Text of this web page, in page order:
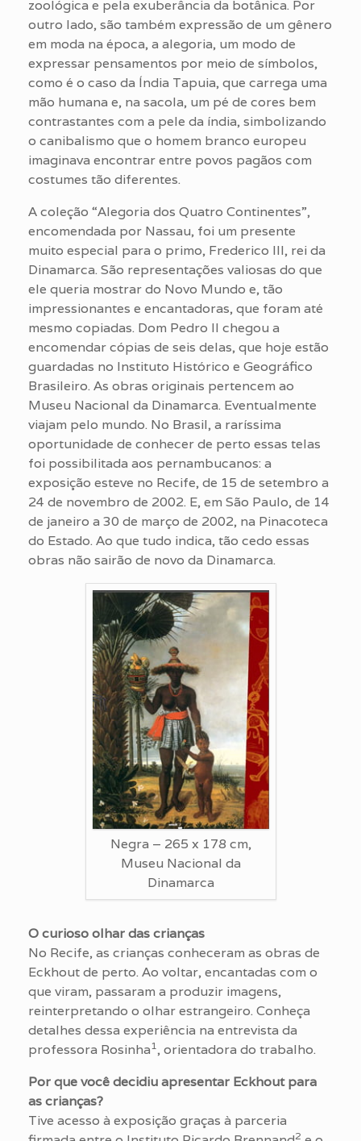
zoológica e pela exuberância da botânica. Por
outro lado, são também expressão de um gênero
em moda na época, a alegoria, um modo de
expressar pensamentos por meio de símbolos,
como é o caso da Índia Tapuia, que carrega uma
mão humana e, na sacola, um pé de cores bem
contrastantes com a pele da índia, simbolizando
o canibalismo que o homem branco europeu
imaginava encontrar entre povos pagãos com
costumes tão diferentes.
A coleção “Alegoria dos Quatro Continentes”,
encomendada por Nassau, foi um presente
muito especial para o primo, Frederico III, rei da
Dinamarca. São representações valiosas do que
ele queria mostrar do Novo Mundo e, tão
impressionantes e encantadoras, que foram até
mesmo copiadas. Dom Pedro II chegou a
encomendar cópias de seis delas, que hoje estão
guardadas no Instituto Histórico e Geográfico
Brasileiro. As obras originais pertencem ao
Museu Nacional da Dinamarca. Eventualmente
viajam pelo mundo. No Brasil, a raríssima
oportunidade de conhecer de perto essas telas
foi possibilitada aos pernambucanos: a
exposição esteve no Recife, de 15 de setembro a
24 de novembro de 2002. E, em São Paulo, de 14
de janeiro a 30 de março de 2002, na Pinacoteca
do Estado. Ao que tudo indica, tão cedo essas
obras não sairão de novo da Dinamarca.
Negra – 265 x 178 cm,
Museu Nacional da
Dinamarca
O curioso olhar das crianças
No Recife, as crianças conheceram as obras de
Eckhout de perto. Ao voltar, encantadas com o
que viram, passaram a produzir imagens,
reinterpretando o olhar estrangeiro. Conheça
detalhes dessa experiência na entrevista da
professora Rosinha1, orientadora do trabalho.
Por que você decidiu apresentar Eckhout para
as crianças?
Tive acesso à exposição graças à parceria
2